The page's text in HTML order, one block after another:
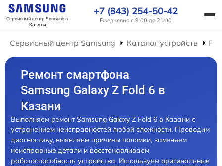
Сервисный центр Samsungв
Казани
+7 (843) 254-50-42
Ежедневно с 9:00 до 21:00
Сервисный центр Samsung Каталог устройств
Ремонт смартфона
Samsung Galaxy Z Fold 6 в
Казани
Выполняем ремонт Samsung Galaxy Z Fold 6 в Казани с
устранением неисправностей любой сложности. Проводим
диагностику, выявляем причины поломки, заменяем
неисправные детали и восстанавливаем
работоспособность устройства. Используем оригинальные